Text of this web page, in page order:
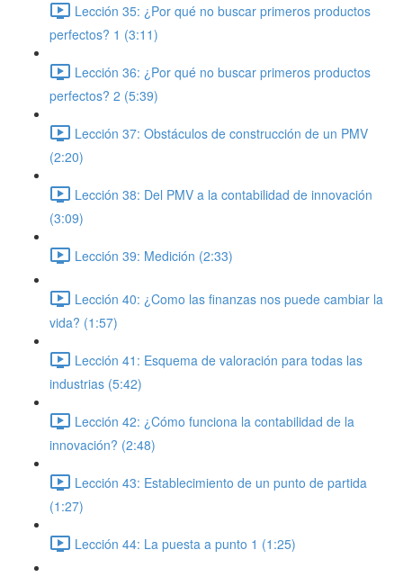
Lección 35: ¿Por qué no buscar primeros productos
perfectos? 1 (3:11)
Lección 36: ¿Por qué no buscar primeros productos
perfectos? 2 (5:39)
Lección 37: Obstáculos de construcción de un PMV
(2:20)
Lección 38: Del PMV a la contabilidad de innovación
(3:09)
Lección 39: Medición (2:33)
Lección 40: ¿Como las finanzas nos puede cambiar la
vida? (1:57)
Lección 41: Esquema de valoración para todas las
industrias (5:42)
Lección 42: ¿Cómo funciona la contabilidad de la
innovación? (2:48)
Lección 43: Establecimiento de un punto de partida
(1:27)
Lección 44: La puesta a punto 1 (1:25)